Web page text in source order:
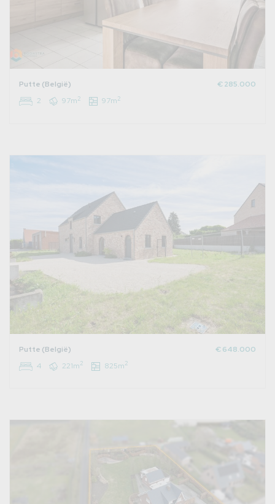
Putte (België)
€ 285.000
2
97m2 97m2
Putte (België)
€ 648.000
4
221m2 825m2